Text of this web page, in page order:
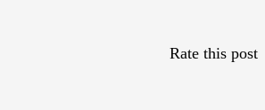
Rate this post